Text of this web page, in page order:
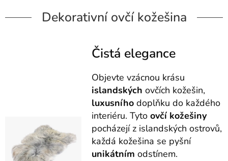
Dekorativní ovčí kožešina
Čistá elegance
Objevte vzácnou krásu
islandských ovčích kožešin,
luxusního doplňku do každého
interiéru. Tyto ovčí kožešiny
pocházejí z islandských ostrovů,
každá kožešina se pyšní
unikátním odstínem.